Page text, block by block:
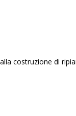
costruzione di